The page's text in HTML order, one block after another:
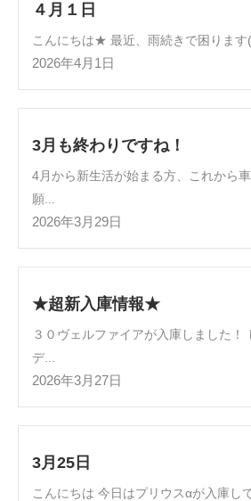
４月１日
こんにちは★ 最近、雨続きで困ります
2026年4月1日
3月も終わりですね！
4月から新生活が始まる方、これから
願...
2026年3月29日
★超新入庫情報★
３０ヴェルファイアが入庫しました！
デ...
2026年3月27日
3月25日
こんにちは 今日はプリウスαが入庫し